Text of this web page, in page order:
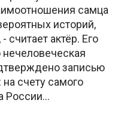
самца
историй,
считает актёр. Его
нечеловеческая
записью
счету самого
России...